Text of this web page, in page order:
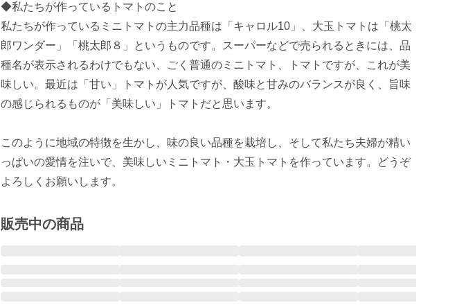
◆私たちが作っているトマトのこと
私たちが作っているミニトマトの主力品種は「キャロル10」、大玉トマトは「桃太
郎ワンダー」「桃太郎８」というものです。スーパーなどで売られるときには、品
種名が表示されるわけでもない、ごく普通のミニトマト、トマトですが、これが美
味しい。最近は「甘い」トマトが人気ですが、酸味と甘みのバランスが良く、旨味
の感じられるものが「美味しい」トマトだと思います。
このように地域の特徴を生かし、味の良い品種を栽培し、そして私たち夫婦が精い
っぱいの愛情を注いで、美味しいミニトマト・大玉トマトを作っています。どうぞ
よろしくお願いします。
販売中の商品